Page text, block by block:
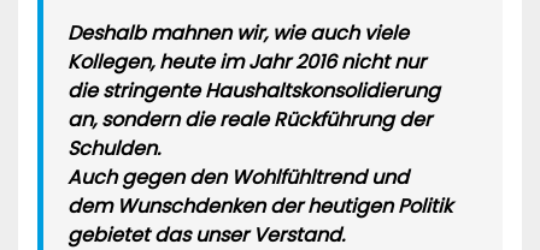
Deshalb mahnen wir, wie auch viele
Kollegen, heute im Jahr 2016 nicht nur
die stringente Haushaltskonsolidierung
an, sondern die reale Rückführung der
Schulden.
Auch gegen den Wohlfühltrend und
dem Wunschdenken der heutigen Politik
gebietet das unser Verstand.